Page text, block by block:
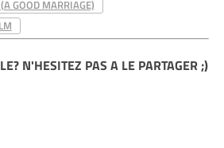
GOOD MARRIAGE)
N'HESITEZ PAS A LE PARTAGER ;)